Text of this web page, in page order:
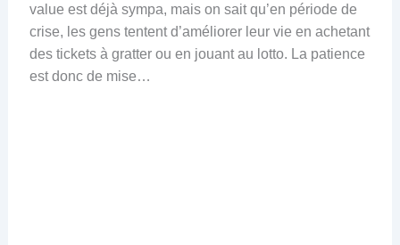
value est déjà sympa, mais on sait qu’en période de
crise, les gens tentent d’améliorer leur vie en achetant
des tickets à gratter ou en jouant au lotto. La patience
est donc de mise…